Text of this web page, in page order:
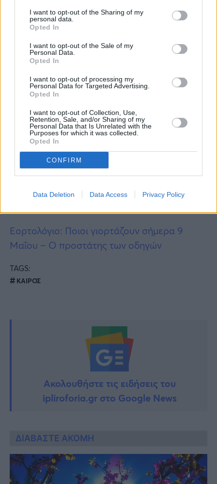
I want to opt-out of the Sharing of my
personal data.
Opted In
I want to opt-out of the Sale of my
Personal Data.
Opted In
I want to opt-out of processing my
Personal Data for Targeted Advertising.
Opted In
I want to opt-out of Collection, Use,
Retention, Sale, and/or Sharing of my
Personal Data that Is Unrelated with the
Purposes for which it was collected.
Opted In
CONFIRM
Data Deletion Data Access Privacy Policy
ΠερισσότερεςΕιδήσεις σήμερα
Ελλάδα 2.0: Εγκαύματα έπαθαν 12
υγειονομικοί στο «Ελπίς» – Καθαρίστρια
ακρωτηριάστηκε στον Ευαγγελισμό
Πάπας Λέων ΙΔ’: Το γεύμα που μοιράστηκε με
Εορτολόγιο: Ποιοι γιορτάζουν σήμερα 9
Μαΐου – Ο προστάτης των οδηγών
TAGS:
ΚΑΙΡΟΣ
Ακολουθήστε τις ειδήσεις του
ipliroforia.gr στο Google News
ΔΙΑΒΑΣΤΕ ΑΚΟΜΗ